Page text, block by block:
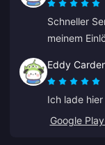
Schneller
meinem
Ordner
dem
von Anna.
Eddy
Ich lade
Google